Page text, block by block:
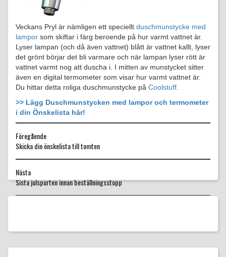
Veckans Pryl är nämligen ett speciellt duschmunstycke med
lampor som skiftar i färg beroende på hur varmt vattnet är.
Lyser lampan (och då även vattnet) blått är vattnet kallt, lyser
det grönt börjar det bli varmare och när lampan lyser rött är
vattnet varmt nog att duscha i. I mitten av munstycket sitter
även en digital termometer som visar hur varmt vattnet är.
Du hittar detta roliga duschmunstycke på Coolstuff
>> Lägg Duschmunstycken med lampor och termometer
i din Önskelista här!
Föregående
Föregående
Skicka din önskelista till tomten
Nästa
Nästa
Sista julspurten innan beställningsstopp